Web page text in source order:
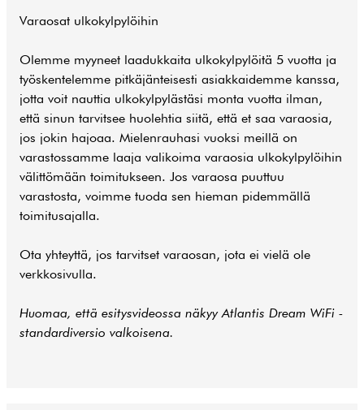
Varaosat ulkokylpylöihin
Olemme myyneet laadukkaita ulkokylpylöitä 5 vuotta ja
työskentelemme pitkäjänteisesti asiakkaidemme kanssa,
jotta voit nauttia ulkokylpylästäsi monta vuotta ilman,
että sinun tarvitsee huolehtia siitä, että et saa varaosia,
jos jokin hajoaa. Mielenrauhasi vuoksi meillä on
varastossamme laaja valikoima varaosia ulkokylpylöihin
välittömään toimitukseen. Jos varaosa puuttuu
varastosta, voimme tuoda sen hieman pidemmällä
toimitusajalla.
Ota yhteyttä, jos tarvitset varaosan, jota ei vielä ole
verkkosivulla.
Huomaa, että esitysvideossa näkyy Atlantis Dream WiFi -
standardiversio valkoisena.